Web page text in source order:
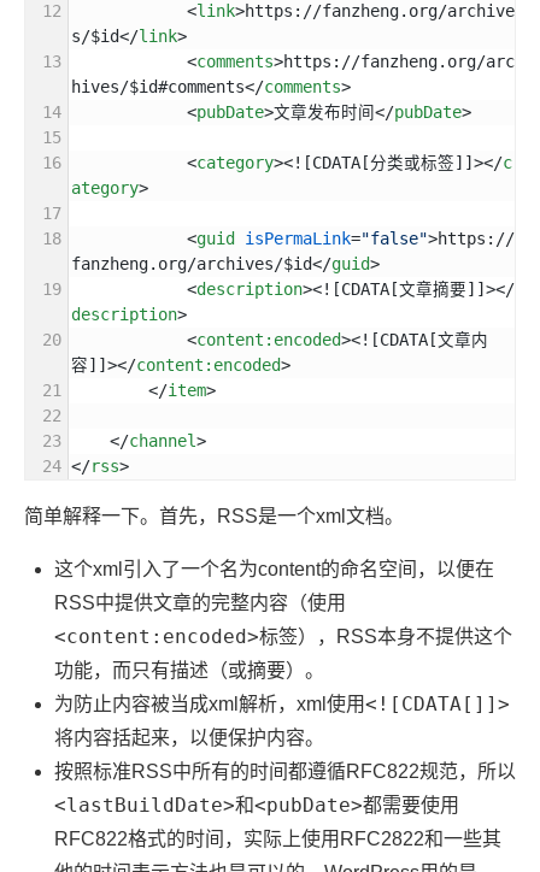
<link>https://fanzheng.org/archive
s/$id</link>
<comments>https://fanzheng.org/arc
hives/$id#comments</comments>
<pubDate>文章发布时间</pubDate>
<category><![CDATA[分类或标签]]></c
ategory>
<guid isPermaLink="false">https://
fanzheng.org/archives/$id</guid>
<description><![CDATA[文章摘要]]></
description>
<content:encoded><![CDATA[文章内
容]]></content:encoded>
</item>
</channel>
</rss>
简单解释一下。首先，RSS是一个xml文档。
这个xml引入了一个名为content的命名空间，以便在
RSS中提供文章的完整内容（使用
<content:encoded>标签），RSS本身不提供这个
功能，而只有描述（或摘要）。
为防止内容被当成xml解析，xml使用<![CDATA[]]>
将内容括起来，以便保护内容。
按照标准RSS中所有的时间都遵循RFC822规范，所以
<lastBuildDate>和<pubDate>都需要使用
RFC822格式的时间，实际上使用RFC2822和一些其